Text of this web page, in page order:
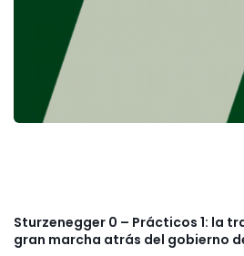
Sturzenegger 0 – Prácticos 1: la
gran marcha atrás del gobierno